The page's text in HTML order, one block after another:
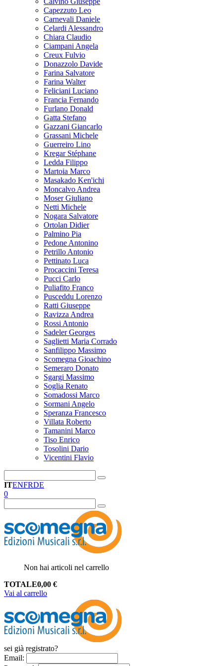
Capezzuto Leo
Carnevali Daniele
Celardi Alessandro
Chiara Claudio
Ciampani Angela
Creux Fulvio
Donazzolo Davide
Farina Salvatore
Farina Walter
Feliciani Luciano
Francia Fernando
Furlano Donald
Gatta Stefano
Gazzani Giancarlo
Grassani Michele
Guerreiro Lino
Kregar Stéphane
Ledda Filippo
Martoia Marco
Masakado Ken'ichi
Moncalvo Andrea
Moser Giuliano
Netti Michele
Nogara Salvatore
Ortolan Didier
Palmino Pia
Pedone Antonino
Petrillo Antonio
Pettinato Luca
Procaccini Teresa
Pucci Carlo
Puliafito Franco
Pusceddu Lorenzo
Ratti Giuseppe
Ravizza Andrea
Rossi Antonio
Sadeler Georges
Saglietti Maria Corrado
Sanfilippo Massimo
Scomegna Gioachino
Semeraro Donato
Sgargi Massimo
Soglia Renato
Somadossi Marco
Sormani Angelo
Speranza Francesco
Villata Roberto
Tamanini Marco
Tiso Enrico
Tosolini Dario
Vicentini Flavio
ITENFRDE
0
Non hai articoli nel carrello
TOTALE0,00 €
Vai al carrello
sei già registrato?
Email: